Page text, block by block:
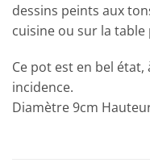
dessins peints aux
cuisine ou sur la
Ce pot est en bel
incidence.
Diamètre 9cm